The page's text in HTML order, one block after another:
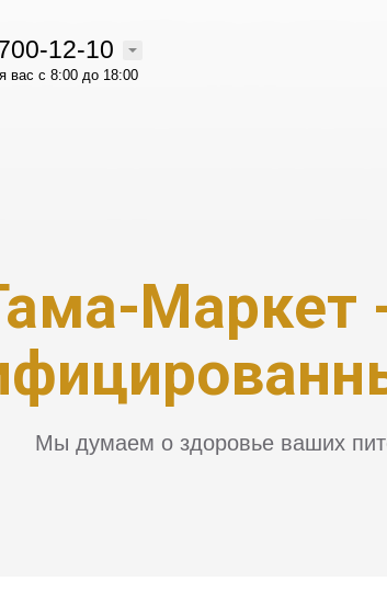
12-10
вас с 8:00 до 18:00
Маркет
Мы думаем о здоровье ваших